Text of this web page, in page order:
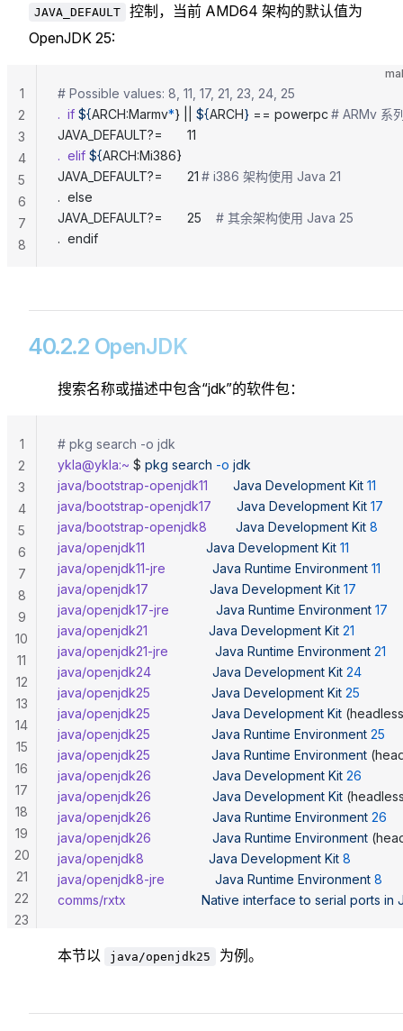
JAVA_DEFAULT
控制，当前 AMD64 架构的默认值为
OpenJDK 25:
# Possible values: 8, 11, 17, 21, 23, 24, 25
.
  if
${ARCH:Marmv*} || ${ARCH}
# ARMv 系
JAVA_DEFAULT?=		11
.
  elif
${ARCH:Mi386}
# i386 架构使用 Java 21
.  else
# 其余架构使用 Java 25
.  endif
1
2
3
4
5
6
7
8
40.2.2 OpenJDK
搜索名称或描述中包含“jdk”的软件包：
# pkg search -o jdk
ykla@ykla:~ $ pkg search -o jdk
java/bootstrap-openjdk11
       Java
Development Kit 11
java/bootstrap-openjdk17
       Java
Development Kit 17
java/bootstrap-openjdk8
        Java
Development Kit 8
java/openjdk11
                 Java
Development Kit 11
java/openjdk11-jre
             Java
Runtime Environment 11
java/openjdk17
                 Java
Development Kit 17
java/openjdk17-jre
             Java
Runtime Environment 17
java/openjdk21
                 Java
Development Kit 21
java/openjdk21-jre
             Java
Runtime Environment 21
java/openjdk24
                 Java
Development Kit 24
java/openjdk25
                 Java
Development Kit 25
java/openjdk25
                 Java
Development Kit
java/openjdk25
                 Java
Runtime Environment 25
java/openjdk25
                 Java
Runtime Environment
java/openjdk26
                 Java
Development Kit 26
java/openjdk26
                 Java
Development Kit
java/openjdk26
                 Java
Runtime Environment 26
java/openjdk26
                 Java
Runtime Environment
java/openjdk8
                  Java
Development Kit 8
java/openjdk8-jre
              Java
Runtime Environment 8
comms/rxtx
                     Native
interface to serial ports in
1
2
3
4
5
6
7
8
9
10
11
12
13
14
15
16
17
18
19
20
21
22
23
本节以 java/openjdk25 为例。